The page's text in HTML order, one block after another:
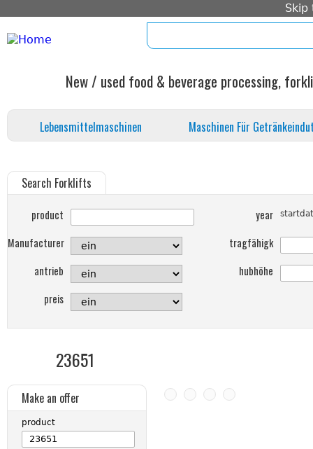
Skip
New / used food & beverage processing,
Lebensmittelmaschinen Maschinen Für
Search Forklifts
product
Manufacturer
antrieb
preis
year
tragfähigk
hubhöhe
23651
Make an offer
product